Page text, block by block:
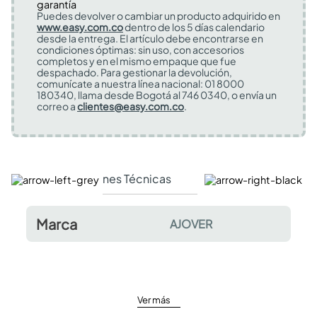
Puedes devolver o cambiar un producto adquirido en
www.easy.com.codentro de los 5 días calendario
desde la entrega. El artículo debe encontrarse en
condiciones óptimas: sin uso, con accesorios
completos y en el mismo empaque que fue
despachado. Para gestionar la devolución,
comunícate a nuestra línea nacional: 01 8000
180340, llama desde Bogotá al 746 0340, o envía un
correo aclientes@easy.com.co.
Especificaciones Técnicas Comentarios y
Marca AJOVER
Ver más